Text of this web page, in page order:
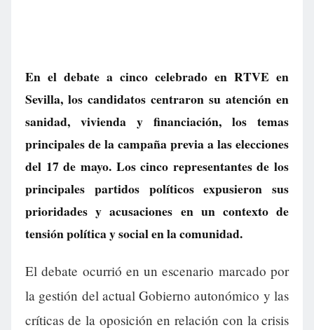
En el debate a cinco celebrado en RTVE en
Sevilla, los candidatos centraron su atención en
sanidad, vivienda y financiación, los temas
principales de la campaña previa a las elecciones
del 17 de mayo. Los cinco representantes de los
principales partidos políticos expusieron sus
prioridades y acusaciones en un contexto de
tensión política y social en la comunidad.
El debate ocurrió en un escenario marcado por
la gestión del actual Gobierno autonómico y las
críticas de la oposición en relación con la crisis